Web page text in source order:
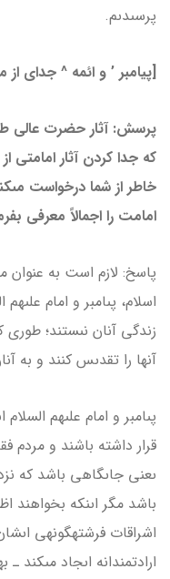
پرسىدىم.
[پیامبر ’ و ائمه ^ جدای از
پرسش: آثار حضرت عالى
که جدا کردن آثار امامتى
خاطر از شما درخواست
امامت را اجمالاً معرفى
پاسخ: لازم است به عنوان
اسلام، پىامبر و امام
زندگى آنان نىستند؛
آن­ها را تقدىس کنند و به
پىامبر و امام علىهم
قرار داشته باشند و مردم
ىعنى جاىگاهى باشد که
باشد مگر اىنکه بخواهند
اشراقات فرشته­گونه­ى
ارادتمندانه اىجاد مى­کند